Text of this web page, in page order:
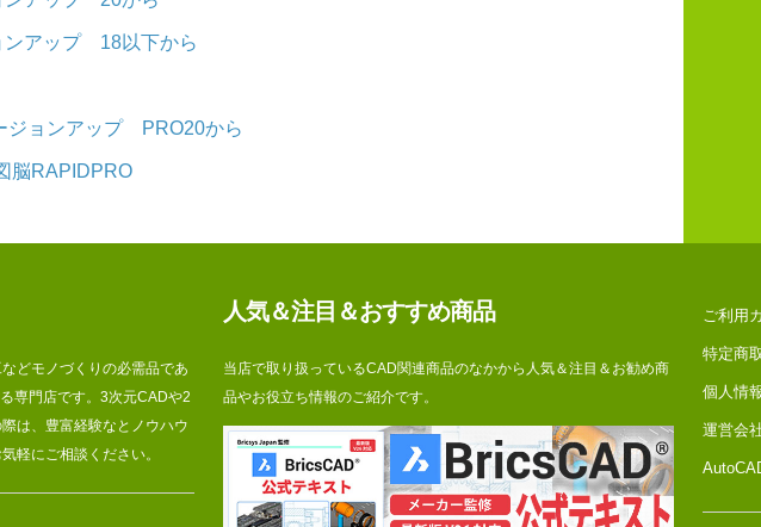
ンアップ 18以下から
ジョンアップ PRO20から
脳RAPIDPRO
どモノづくりの必需品であ
専門店です。3次元CADや2
は、豊富経験なとノウハウ
軽にご相談ください。
人気＆注目＆おすすめ商品
当店で取り扱っているCAD関連商品のなかから人気＆注目＆お勧め商
品やお役立ち情報のご紹介です。
ご利用
特定商
個人情
運営会